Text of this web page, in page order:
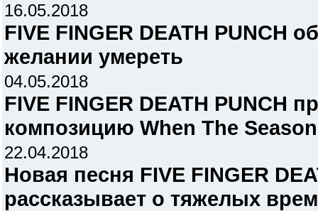
16.05.2018
FIVE FINGER DEATH PUNCH
желании умереть
04.05.2018
FIVE FINGER DEATH PUNCH
композицию When The
22.04.2018
Новая песня FIVE FINGER
рассказывает о тяжелых